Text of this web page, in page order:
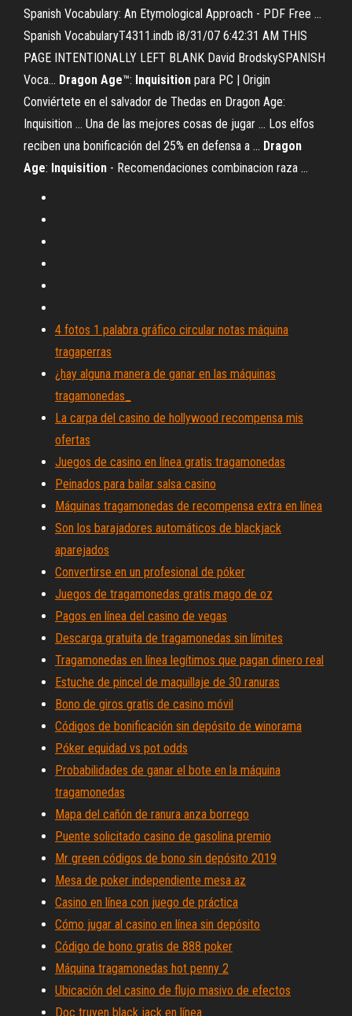
Spanish Vocabulary: An Etymological Approach - PDF Free ...
Spanish VocabularyT4311.indb i8/31/07 6:42:31 AM THIS
PAGE INTENTIONALLY LEFT BLANK David BrodskySPANISH
Voca... Dragon Age™: Inquisition para PC | Origin
Conviértete en el salvador de Thedas en Dragon Age:
Inquisition ... Una de las mejores cosas de jugar ... Los elfos
reciben una bonificación del 25% en defensa a ... Dragon
Age: Inquisition - Recomendaciones combinacion raza ...
4 fotos 1 palabra gráfico circular notas máquina
tragaperras
¿hay alguna manera de ganar en las máquinas
tragamonedas_
La carpa del casino de hollywood recompensa mis
ofertas
Juegos de casino en línea gratis tragamonedas
Peinados para bailar salsa casino
Máquinas tragamonedas de recompensa extra en línea
Son los barajadores automáticos de blackjack
aparejados
Convertirse en un profesional de póker
Juegos de tragamonedas gratis mago de oz
Pagos en línea del casino de vegas
Descarga gratuita de tragamonedas sin límites
Tragamonedas en línea legítimos que pagan dinero real
Estuche de pincel de maquillaje de 30 ranuras
Bono de giros gratis de casino móvil
Códigos de bonificación sin depósito de winorama
Póker equidad vs pot odds
Probabilidades de ganar el bote en la máquina
tragamonedas
Mapa del cañón de ranura anza borrego
Puente solicitado casino de gasolina premio
Mr green códigos de bono sin depósito 2019
Mesa de poker independiente mesa az
Casino en línea con juego de práctica
Cómo jugar al casino en línea sin depósito
Código de bono gratis de 888 poker
Máquina tragamonedas hot penny 2
Ubicación del casino de flujo masivo de efectos
Doc truyen black jack en línea